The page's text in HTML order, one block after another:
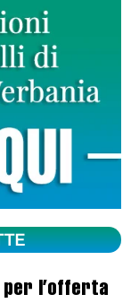
per l’offerta